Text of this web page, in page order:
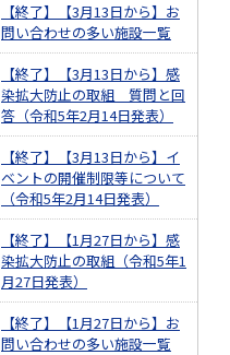
【終了】【3月13日から】お
問い合わせの多い施設一覧
【終了】【3月13日から】感
染拡大防止の取組 質問と回
答（令和5年2月14日発表）
【終了】【3月13日から】イ
ベントの開催制限等について
（令和5年2月14日発表）
【終了】【1月27日から】感
染拡大防止の取組（令和5年1
月27日発表）
【終了】【1月27日から】お
問い合わせの多い施設一覧